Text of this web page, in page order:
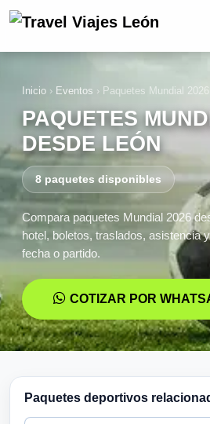
Inicio › Eventos › Paquetes Mundial
PAQUETES
DESDE LEÓN
8 paquetes disponibles
Compara paquetes Mundial 2026
hotel, boletos, traslados, asistencia
fecha o partido.
COTIZAR POR
Paquetes deportivos